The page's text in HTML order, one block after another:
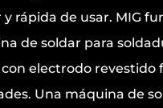
rápida de usar. MIG
de soldar para
electrodo revestido
Una máquina de